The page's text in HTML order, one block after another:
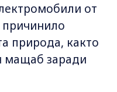
от
причинило
природа, както
мащаб заради